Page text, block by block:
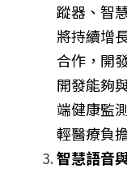
蹤器、智
將持續增
合作，開
開發能夠
端健康監
輕醫療負
智慧語音